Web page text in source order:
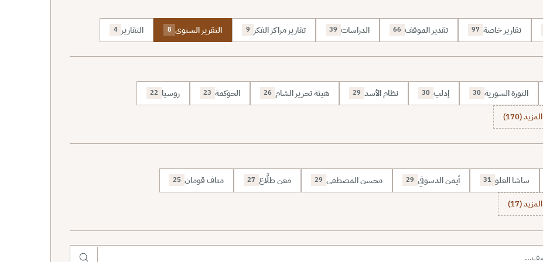
تقارير خاصة 97 تقدير الموقف 66 الدراسات 39 تقارير مراكز الفكر 9 التقرير السنوي 8 التقارير 4
الثورة السورية 30 إدلب 30 نظام الأسد 29 هيئة تحرير الشام 26 الحوكمة 23 روسيا 22
المزيد (170)
ساشا العلو 31 أيمن الدسوقي 29 محسن المصطفى 29 معن طلَّاع 27 مناف قومان 25
المزيد (17)